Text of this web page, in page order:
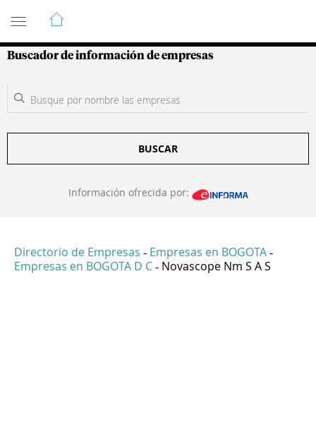
Guía de Empresas Colombianas
Buscador de información de empresas
BUSCAR
Información ofrecida por:
Directorio de Empresas - Empresas en BOGOTA -
Empresas en BOGOTA D C - Novascope Nm S A S